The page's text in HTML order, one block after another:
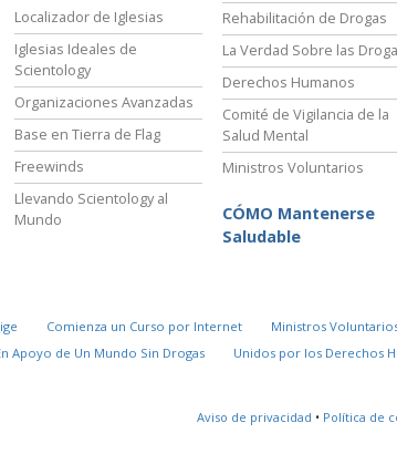
Localizador de Iglesias
Iglesias Ideales de
Scientology
Organizaciones Avanzadas
Base en Tierra de Flag
Freewinds
Llevando Scientology al
Mundo
Rehabilitación de Drogas
La Verdad Sobre las
Derechos Humanos
Comité de Vigilancia de la
Salud Mental
Ministros Voluntarios
CÓMO Mantenerse
Saludable
Comienza un Curso por Internet
Ministros
Apoyo de Un Mundo Sin Drogas
Unidos por los Derechos
Aviso de privacidad • Política de